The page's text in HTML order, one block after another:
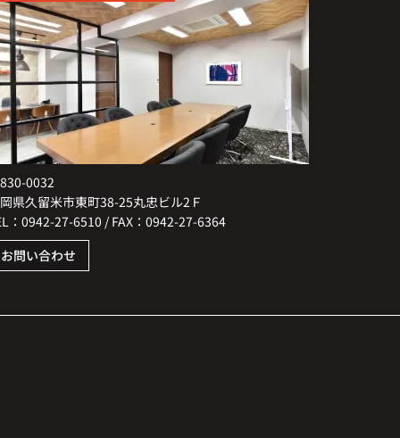
0032
県久留米市東町38-25丸忠ビル2Ｆ
：0942-27-6510 / FAX：0942-27-6364
お問い合わせ